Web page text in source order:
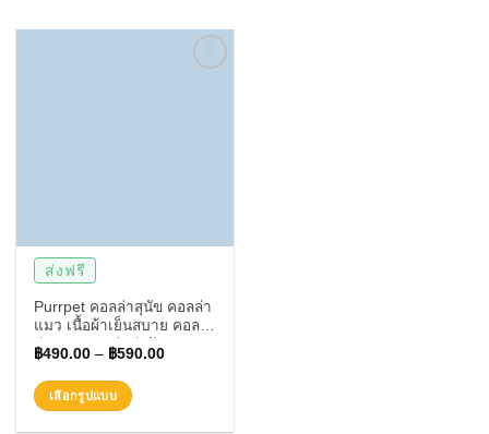
ส่งฟรี
Purrpet คอลล่าสุนัข คอลล่า
แมว เนื้อผ้าเย็นสบาย คอล
ล่าหมา คอลล่าน่ารักๆ
฿490.00 – ฿590.00
เลือกรูปแบบ